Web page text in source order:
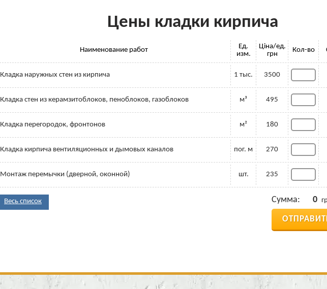
Цены кладки кирпича
Наименование работ
Ед.
изм.
Ціна/ед.
грн
Кол-во
Кладка наружных стен из кирпича 1 тыс. 3500
Кладка стен из керамзитоблоков, пеноблоков, газоблоков м³ 495
Кладка перегородок, фронтонов м² 180
Кладка кирпича вентиляционных и дымовых каналов пог. м 270
Монтаж перемычки (дверной, оконной) шт. 235
Весь список Сумма: 0